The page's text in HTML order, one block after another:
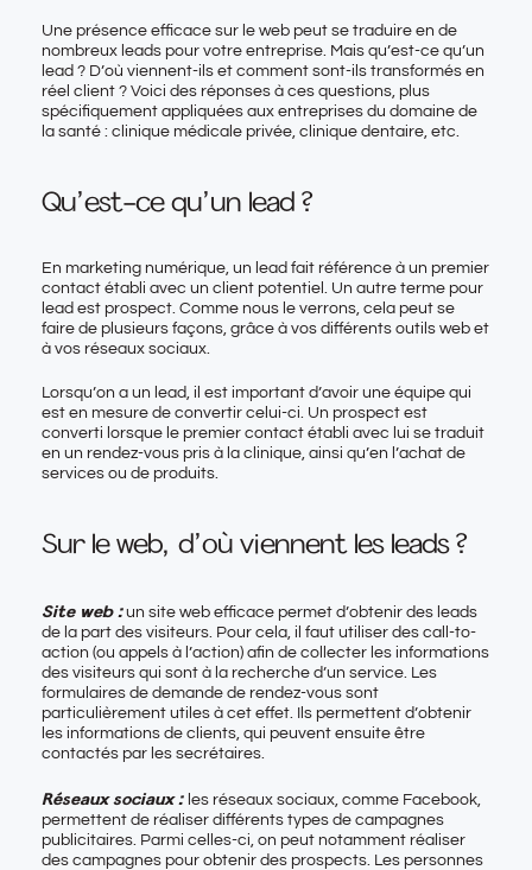
Une présence efficace sur le web peut se traduire en de
nombreux leads pour votre entreprise. Mais qu’est-ce qu’un
lead ? D’où viennent-ils et comment sont-ils transformés en
réel client ? Voici des réponses à ces questions, plus
spécifiquement appliquées aux entreprises du domaine de
la santé : clinique médicale privée, clinique dentaire, etc.
Qu’est-ce qu’un lead ?
En marketing numérique, un lead fait référence à un premier
contact établi avec un client potentiel. Un autre terme pour
lead est prospect. Comme nous le verrons, cela peut se
faire de plusieurs façons, grâce à vos différents outils web et
à vos réseaux sociaux.
Lorsqu’on a un lead, il est important d’avoir une équipe qui
est en mesure de convertir celui-ci. Un prospect est
converti lorsque le premier contact établi avec lui se traduit
en un rendez-vous pris à la clinique, ainsi qu’en l’achat de
services ou de produits.
Sur le web, d’où viennent les leads ?
Site web :un site web efficace permet d’obtenir des leads
de la part des visiteurs. Pour cela, il faut utiliser des call-to-
action (ou appels à l’action) afin de collecter les informations
des visiteurs qui sont à la recherche d’un service. Les
formulaires de demande de rendez-vous sont
particulièrement utiles à cet effet. Ils permettent d’obtenir
les informations de clients, qui peuvent ensuite être
contactés par les secrétaires.
Réseaux sociaux : les réseaux sociaux, comme Facebook,
permettent de réaliser différents types de campagnes
publicitaires. Parmi celles-ci, on peut notamment réaliser
des campagnes pour obtenir des prospects. Les personnes